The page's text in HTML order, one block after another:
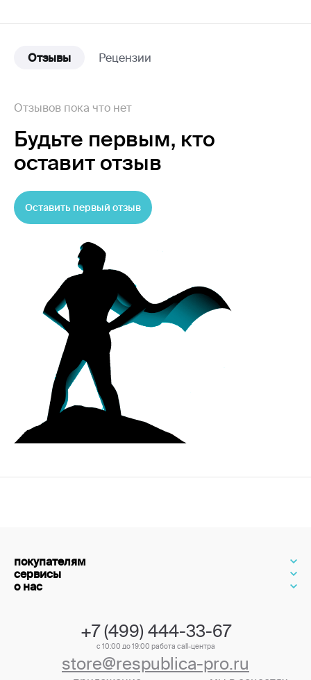
Отзывы Рецензии
Отзывов пока что нет
Будьте первым, кто
оставит отзыв
Оставить первый отзыв
покупателям
сервисы
о нас
+7 (499) 444-33-67
с 10:00 до 19:00 работа call-центра
store@respublica-pro.ru